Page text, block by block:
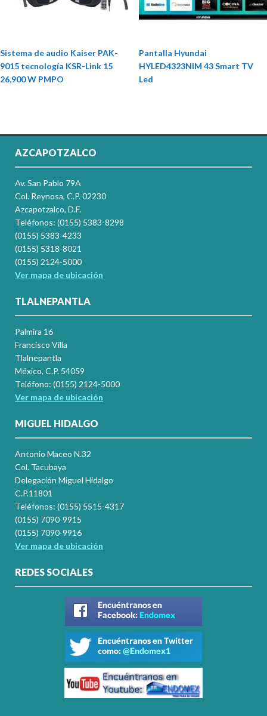
Sistema de audio Kaiser PAK-
9015 tecnología KSR-Link 15
26,900 W PMPO
Pantalla Hyundai
HYLED4323NIM 43 Smart TV
Led
AZCAPOTZALCO
Av. San Pablo 79A
Col. Reynosa, C.P. 02230
Azcapotzalco, D.F.
Teléfonos: (0155) 5383-8298
(0155) 5383-4233
(0155) 5318-8021
(0155) 2124-5000
Ver mapa de ubicación
TLALNEPANTLA
Palmira 16
Francisco Villa
Tlalnepantla
México, C.P. 54059
Teléfono: (0155) 2124-5000
Ver mapa de ubicación
MIGUEL HIDALGO
Antonio Maceo N.32
Col. Tacubaya
Delegación Miguel Hidalgo
C.P.11801
Teléfonos: (0155) 5515-4317
(0155) 7090-9915
(0155) 7090-9916
Ver mapa de ubicación
REDES SOCIALES